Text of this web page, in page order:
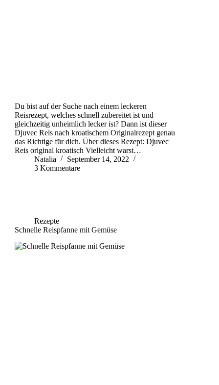
Du bist auf der Suche nach einem leckeren
Reisrezept, welches schnell zubereitet ist und
gleichzeitig unheimlich lecker ist? Dann ist dieser
Djuvec Reis nach kroatischem Originalrezept genau
das Richtige für dich. Über dieses Rezept: Djuvec
Reis original kroatisch Vielleicht warst…
Natalia
September 14, 2022
3 Kommentare
Rezepte
Schnelle Reispfanne mit Gemüse